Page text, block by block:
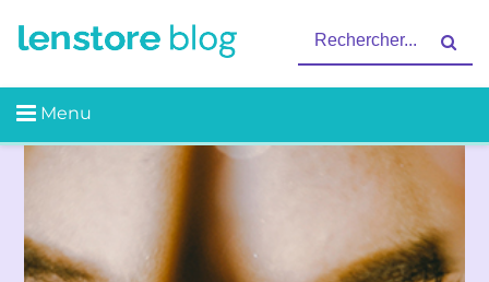
Lenstore
Recherche
pour
: